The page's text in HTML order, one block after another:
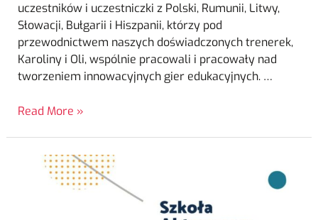
uczestników i uczestniczki z Polski, Rumunii, Litwy,
Słowacji, Bułgarii i Hiszpanii, którzy pod
przewodnictwem naszych doświadczonych trenerek,
Karoliny i Oli, wspólnie pracowali i pracowały nad
tworzeniem innowacyjnych gier edukacyjnych. …
Read More »